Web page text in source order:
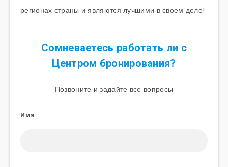
регионах страны и являются лучшими в своем деле!
Сомневаетесь работать ли с
Центром бронирования?
Позвоните и задайте все вопросы
Имя